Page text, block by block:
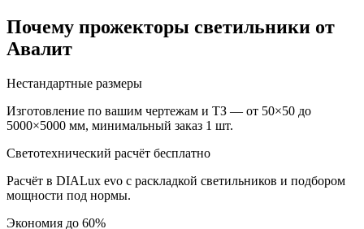
Почему прожекторы светильники от
Авалит
Нестандартные размеры
Изготовление по вашим чертежам и ТЗ — от 50×50 до
5000×5000 мм, минимальный заказ 1 шт.
Светотехнический расчёт бесплатно
Расчёт в DIALux evo с раскладкой светильников и подбором
мощности под нормы.
Экономия до 60%